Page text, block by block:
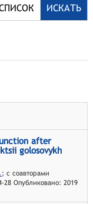
after
golosovykh
; с соавторами
Опубликовано: 2019